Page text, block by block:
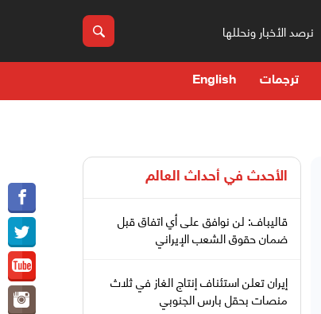
نرصد الأخبار ونحللها
ترجمات English
الأحدث في أحداث العالم
قاليباف: لن نوافق على أي اتفاق قبل
ضمان حقوق الشعب الإيراني
إيران تعلن استئناف إنتاج الغاز في ثلاث
منصات بحقل بارس الجنوبي